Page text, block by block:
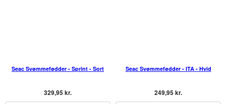
Seac Svømmefødder - Sprint - Sort
329,95 kr.
Seac Svømmefødder - ITA - Hvid
249,95 kr.